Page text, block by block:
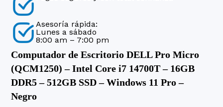
Asesoría rápida:
Lunes a sábado
8:00 am – 7:00 pm
Computador de Escritorio DELL Pro Micro
(QCM1250) – Intel Core i7 14700T – 16GB
DDR5 – 512GB SSD – Windows 11 Pro –
Negro